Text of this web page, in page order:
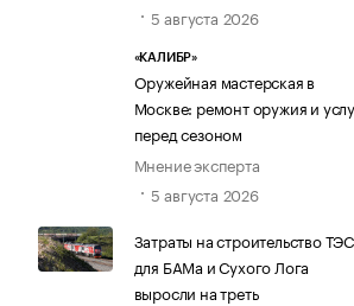
5 августа 2026
«КАЛИБР»
Оружейная мастерская в
Москве: ремонт оружия и
перед сезоном
Мнение эксперта
5 августа 2026
Затраты на строительство ТЭС
для БАМа и Сухого Лога
выросли на треть